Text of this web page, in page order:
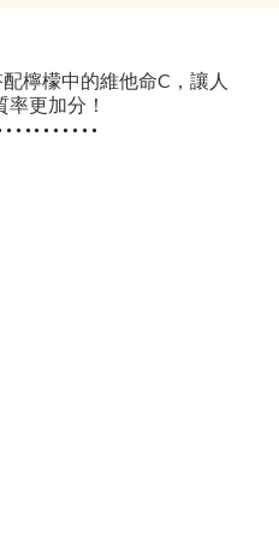
檸檬中的維他命C，讓人
更加分！